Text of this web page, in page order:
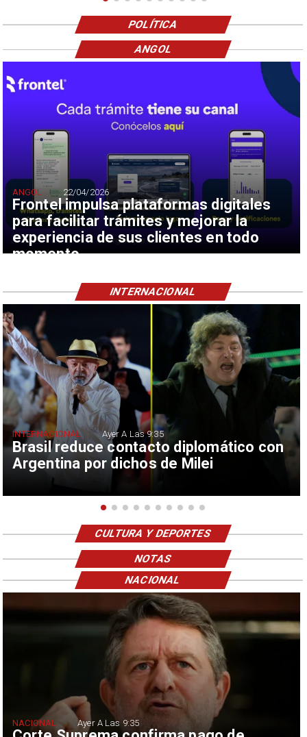
POLÍTICA
Frontel impulsa plataformas digitales
para facilitar trámites y mejorar la
experiencia de sus clientes en todo
momento
ANGOL 22/04/2026
ANGOL
Brasil reduce contacto diplomático con
Argentina por dichos de Milei
INTERNACIONAL Ayer A Las 9:35
INTERNACIONAL
CULTURA Y DEPORTES
NOTAS
NACIONAL Ayer A Las 9:35
NACIONAL